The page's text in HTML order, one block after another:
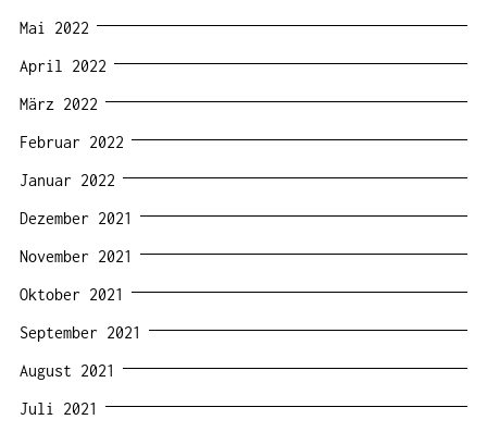
Mai 2022
April 2022
März 2022
Februar 2022
Januar 2022
Dezember 2021
November 2021
Oktober 2021
September 2021
August 2021
Juli 2021